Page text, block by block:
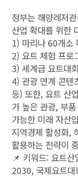
정부는 해양레저
산업 확대를 위한
1) 마리나 60개소
2) 요트 체험 프로
3) 세계급 요트대
4) 관광 연계 콘텐
등) 또한, 요트 산
가 높은 관광, 부
가능한 미래 자산
지역경제 활성화,
활용하는 전략이
📌 키워드: 요트
2030, 국제요트대